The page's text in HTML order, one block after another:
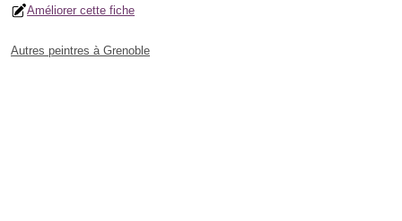
Améliorer cette fiche
Autres peintres à Grenoble